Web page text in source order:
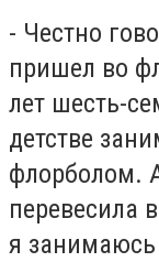
- Честно
пришел во
лет шесть-
детстве
флорболом.
перевесила
я